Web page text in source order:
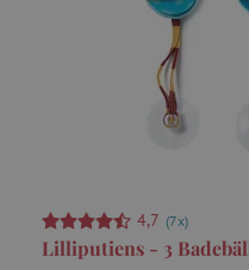
4,7 (7x)
Lilliputiens - 3